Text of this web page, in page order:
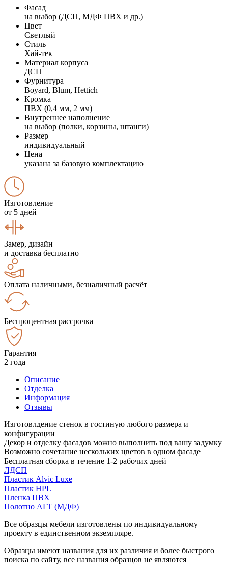
Фасад
на выбор (ДСП, МДФ ПВХ и др.)
Цвет
Светлый
Стиль
Хай-тек
Материал корпуса
ДСП
Фурнитура
Boyard, Blum, Hettich
Кромка
ПВХ (0,4 мм, 2 мм)
Внутреннее наполнение
на выбор (полки, корзины, штанги)
Размер
индивидуальный
Цена
указана за базовую комплектацию
Изготовление
от 5 дней
Замер, дизайн
и доставка бесплатно
Оплата наличными, безналичный расчёт
Беспроцентная рассрочка
Гарантия
2 года
Описание
Отделка
Информация
Отзывы
Изготовлдение стенок в гостиную любого размера и
конфигурации
Декор и отделку фасадов можно выполнить под вашу задумку
Возможно сочетание нескольких цветов в одном фасаде
Бесплатная сборка в течение 1-2 рабочих дней
ЛДСП
Пластик Alvic Luxe
Пластик HPL
Пленка ПВХ
Полотно АГТ (МДФ)
Все образцы мебели изготовлены по индивидуальному
проекту в единственном экземпляре.
Образцы имеют названия для их различия и более быстрого
поиска по сайту, все названия образцов не являются